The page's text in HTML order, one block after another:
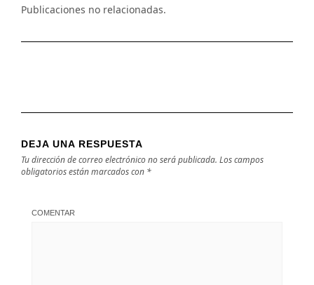
Publicaciones no relacionadas.
DEJA UNA RESPUESTA
Tu dirección de correo electrónico no será publicada. Los campos
obligatorios están marcados con *
COMENTAR